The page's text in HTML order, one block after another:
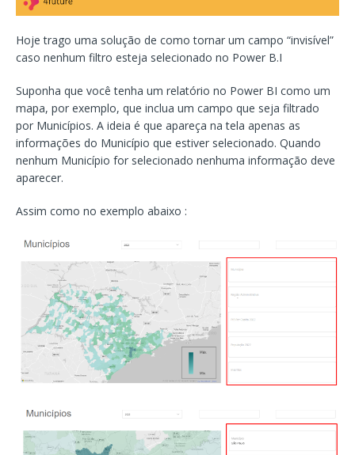
Hoje trago uma solução de como tornar um campo “invisível”
caso nenhum filtro esteja selecionado no Power B.I
Suponha que você tenha um relatório no Power BI como um
mapa, por exemplo, que inclua um campo que seja filtrado
por Municípios. A ideia é que apareça na tela apenas as
informações do Município que estiver selecionado. Quando
nenhum Município for selecionado nenhuma informação deve
aparecer.
Assim como no exemplo abaixo :